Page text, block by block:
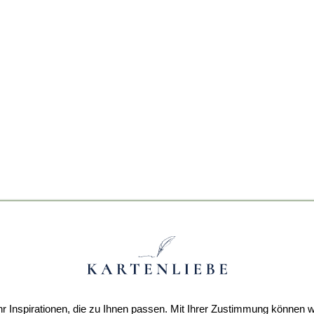
Inspirationen, die zu Ihnen passen. Mit Ihrer Zustimmung können